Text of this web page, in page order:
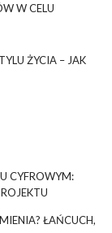
W CELU
ŻYCIA – JAK
CYFROWYM:
ŁAŃCUCH,